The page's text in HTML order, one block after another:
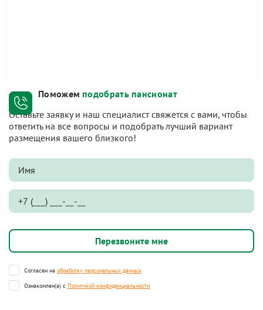
Поможем подобрать пансионат
Оставьте заявку и наш специалист свяжется с вами, чтобы
ответить на все вопросы и подобрать лучший вариант
размещения вашего близкого!
Согласен на обработку персональных данных
Ознакомлен(а) с Политикой конфиденциальности